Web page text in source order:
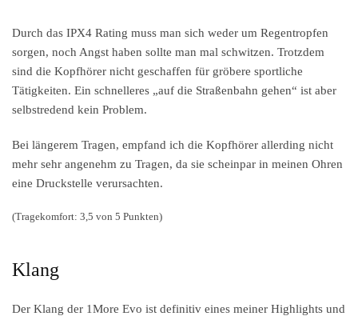
Durch das IPX4 Rating muss man sich weder um Regentropfen
sorgen, noch Angst haben sollte man mal schwitzen. Trotzdem
sind die Kopfhörer nicht geschaffen für gröbere sportliche
Tätigkeiten. Ein schnelleres „auf die Straßenbahn gehen“ ist aber
selbstredend kein Problem.
Bei längerem Tragen, empfand ich die Kopfhörer allerding nicht
mehr sehr angenehm zu Tragen, da sie scheinpar in meinen Ohren
eine Druckstelle verursachten.
(Tragekomfort: 3,5 von 5 Punkten)
Klang
Der Klang der 1More Evo ist definitiv eines meiner Highlights und